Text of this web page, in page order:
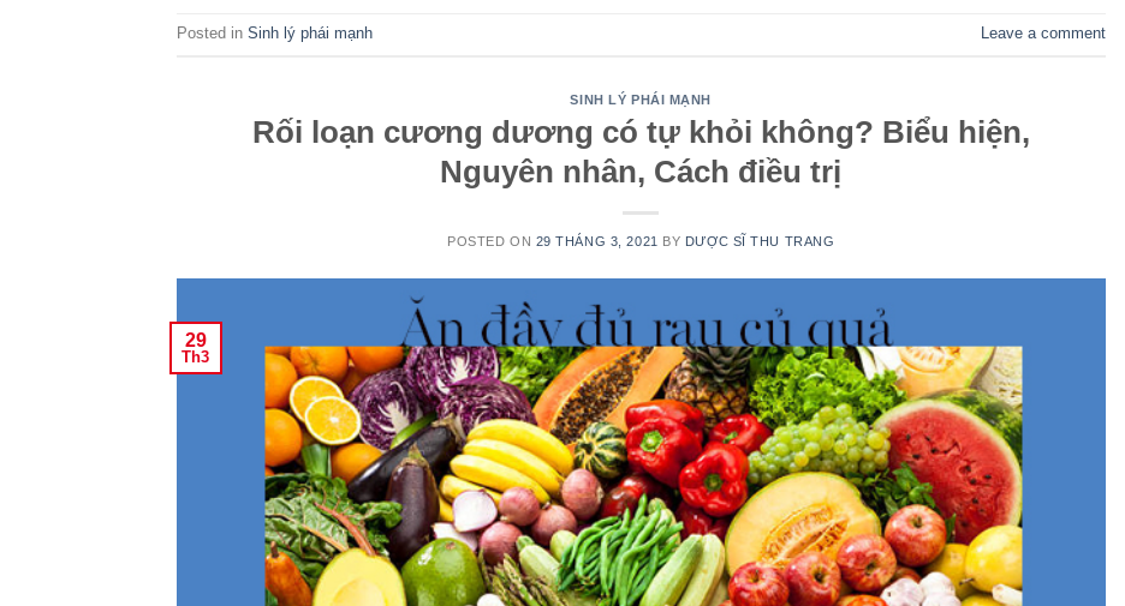
Posted in Sinh lý phái mạnh Leave a comment
SINH LÝ PHÁI MẠNH
Rối loạn cương dương có tự khỏi không? Biểu hiện,
Nguyên nhân, Cách điều trị
POSTED ON 29 THÁNG 3, 2021 BY DƯỢC SĨ THU TRANG
29
Th3